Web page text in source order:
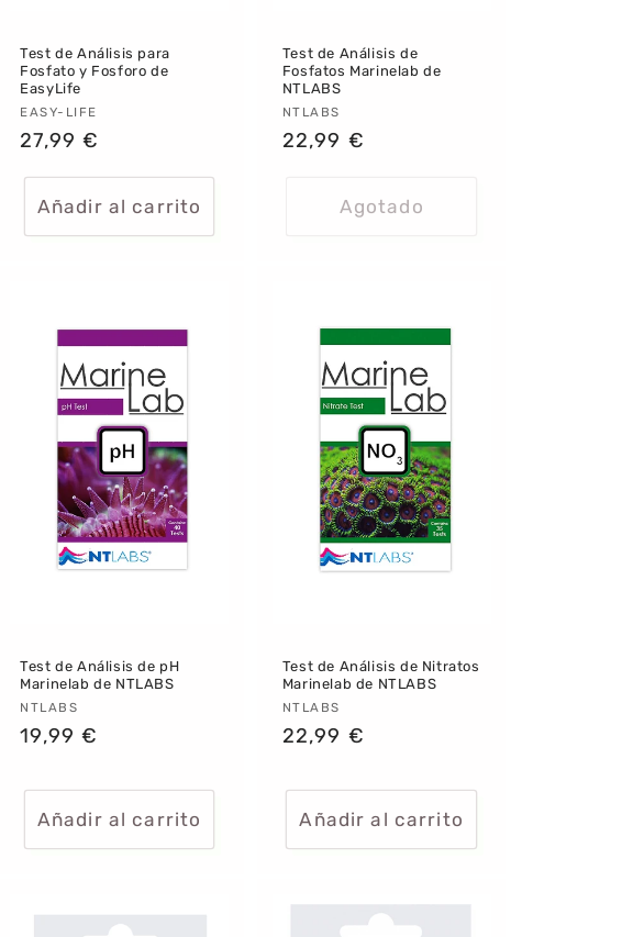
Test de Análisis para
Fosfato y Fosforo de
EasyLife
Proveedor:
EASY-LIFE
Precio
27,99 €
Añadir al carrito
Test de Análisis de
Fosfatos Marinelab de
NTLABS
Proveedor:
NTLABS
Precio
22,99 €
Agotado
Test de Análisis de pH
Marinelab de NTLABS
Proveedor:
NTLABS
Precio
19,99 €
Añadir al carrito
Test de Análisis de Nitratos
Marinelab de NTLABS
Proveedor:
NTLABS
Precio
22,99 €
Añadir al carrito